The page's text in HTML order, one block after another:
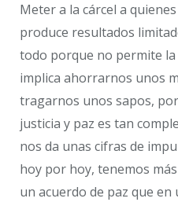
Meter a la cárcel a
produce resultados
todo porque no permite
implica ahorrarnos unos
tragarnos unos sapos,
justicia y paz es tan
nos da unas cifras de
hoy por hoy, tenemos
un acuerdo de paz que en